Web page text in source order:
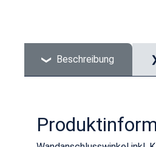
Beschreibung